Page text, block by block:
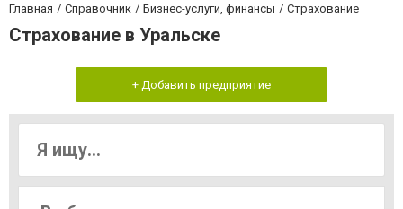
Главная Справочник Бизнес-услуги, финансы Страхование
Страхование в Уральске
+ Добавить предприятие